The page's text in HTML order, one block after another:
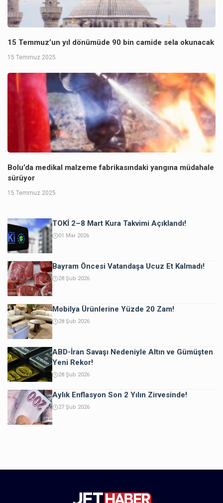
15 Temmuz’un yıl dönümüde 90 bin camide sela okunacak
15 Temmuz 2025
Bolu’da medikal malzeme fabrikasındaki yangına müdahale
sürüyor
15 Temmuz 2025
TOKİ 2–8 Mart Kura Takvimi Açıklandı!
01 Mar 2026
Bayram Öncesi Vatandaşa Ucuz Et Kalmadı!
28 Şub 2026
Mobilya Ürünlerine Yüzde 20 Zam!
28 Şub 2026
ABD-İran Savaşı Nedeniyle Altın ve Gümüşten
Yeni Rekor!
28 Şub 2026
Aylık Enflasyon Son 2 Yılın Zirvesinde!
27 Şub 2026